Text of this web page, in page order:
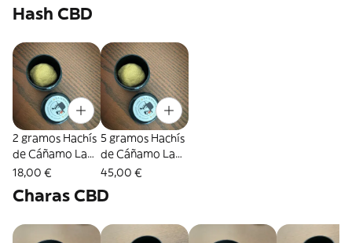
Hash CBD
2 gramos Hachís
de Cáñamo La
Cordobesa
18,00 €
5 gramos Hachís
de Cáñamo La
Cordobesa
45,00 €
Charas CBD